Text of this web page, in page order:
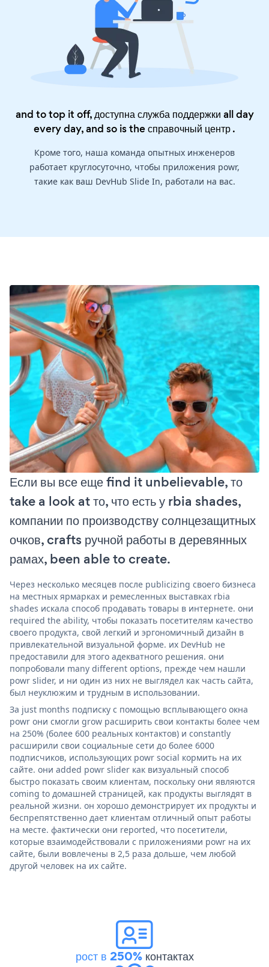
and to top it off, доступна служба поддержки all day
every day, and so is theсправочный центр.
Кроме того, наша команда опытных инженеров
работает круглосуточно, чтобы приложения powr,
такие как ваш DevHub Slide In, работали на вас.
Если вы все еще find it unbelievable, то
take a look at то, что есть у rbia shades,
компании по производству солнцезащитных
очков, crafts ручной работы в деревянных
рамах, been able to create.
Через несколько месяцев после publicizing своего бизнеса
на местных ярмарках и ремесленных выставках rbia
shades искала способ продавать товары в интернете. они
required the ability, чтобы показать посетителям качество
своего продукта, свой легкий и эргономичный дизайн в
привлекательной визуальной форме. их DevHub не
предоставили для этого адекватного решения. они
попробовали many different options, прежде чем нашли
powr slider, и ни один из них не выглядел как часть сайта,
был неуклюжим и трудным в использовании.
За just months подписку с помощью всплывающего окна
powr они смогли grow расширить свои контакты более чем
на 250% (более 600 реальных контактов) и constantly
расширили свои социальные сети до более 6000
подписчиков, использующих powr social кормить на их
сайте. они added powr slider как визуальный способ
быстро показать своим клиентам, поскольку они являются
coming to домашней страницей, как продукты выглядят в
реальной жизни. он хорошо демонстрирует их продукты и
беспрепятственно дает клиентам отличный опыт работы
на месте. фактически они reported, что посетители,
которые взаимодействовали с приложениями powr на их
сайте, были вовлечены в 2,5 раза дольше, чем любой
другой человек на их сайте.
рост в 250%контактах